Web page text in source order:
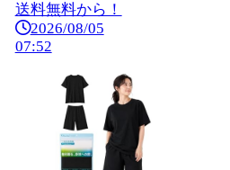
送料無料から！
2026/08/05
07:52